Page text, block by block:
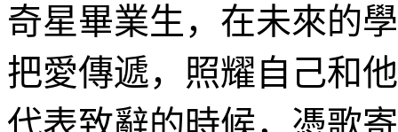
奇星畢業生，在未來的
把愛傳遞，照耀自己和